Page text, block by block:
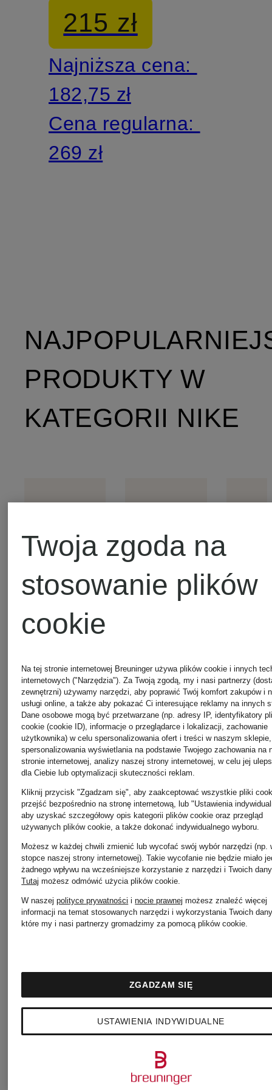
215 zł
Najniższa cena:
182,75 zł
Cena regularna:
269 zł
PRODUKTY W
KATEGORII NIKE
+ rabat
promocyjny
Nike
Buty
treningowe
FREE
METCON
6
325 zł
Najniższa
cena:
276,25 zł
promocyjny
Nike
Buty do
biegania
VOMERO
18
615 zł
Najniższa
522,75 zł
Cena
regularna:
679 zł
Twoja zgoda na
stosowanie plików
cookie
Na tej stronie internetowej Breuninger używa plików cookie i innych
internetowych ("Narzędzia"). Za Twoją zgodą, my i nasi partnerzy
zewnętrzni) używamy narzędzi, aby poprawić Twój komfort zakupów i
usługi online, a także aby pokazać Ci interesujące reklamy na innych
Dane osobowe mogą być przetwarzane (np. adresy IP, identyfikatory
cookie (cookie ID), informacje o przeglądarce i lokalizacji, zachowanie
użytkownika) w celu spersonalizowania ofert i treści w naszym sklepie,
spersonalizowania wyświetlania na podstawie Twojego zachowania na
stronie internetowej, analizy naszej strony internetowej, w celu jej
dla Ciebie lub optymalizacji skuteczności reklam.
Kliknij przycisk "Zgadzam się", aby zaakceptować wszystkie pliki
przejść bezpośrednio na stronę internetową, lub "Ustawienia
aby uzyskać szczegółowy opis kategorii plików cookie oraz przegląd
używanych plików cookie, a także dokonać indywidualnego wyboru.
Możesz w każdej chwili zmienić lub wycofać swój wybór narzędzi (np.
stopce naszej strony internetowej). Takie wycofanie nie będzie miało
żadnego wpływu na wcześniejsze korzystanie z narzędzi i Twoich
Tutaj możesz odmówić użycia plików cookie.
W naszejpolityce prywatności inocie prawnej możesz znaleźć więcej
informacji na temat stosowanych narzędzi i wykorzystania Twoich
które my i nasi partnerzy gromadzimy za pomocą plików cookie.
USTAWIENIA INDYWIDUALNE
ZGADZAM SIĘ